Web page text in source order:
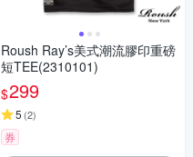
Roush Ray’s美式潮流膠印重磅
短TEE(2310101)
$299
5 (2)
券